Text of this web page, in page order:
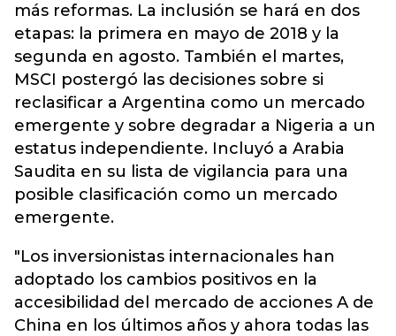
más reformas. La inclusión se hará en dos
etapas: la primera en mayo de 2018 y la
segunda en agosto. También el martes,
MSCI postergó las decisiones sobre si
reclasificar a Argentina como un mercado
emergente y sobre degradar a Nigeria a un
estatus independiente. Incluyó a Arabia
Saudita en su lista de vigilancia para una
posible clasificación como un mercado
emergente.
"Los inversionistas internacionales han
adoptado los cambios positivos en la
accesibilidad del mercado de acciones A de
China en los últimos años y ahora todas las